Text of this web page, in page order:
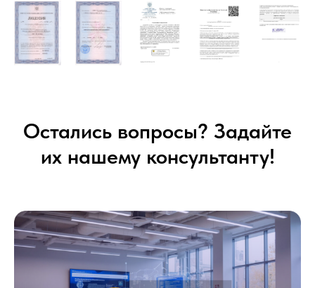
Остались вопросы? Задайте
их нашему консультанту!